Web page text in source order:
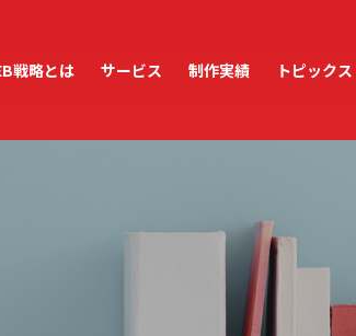
戦略とは サービス 制作実績 トピックス